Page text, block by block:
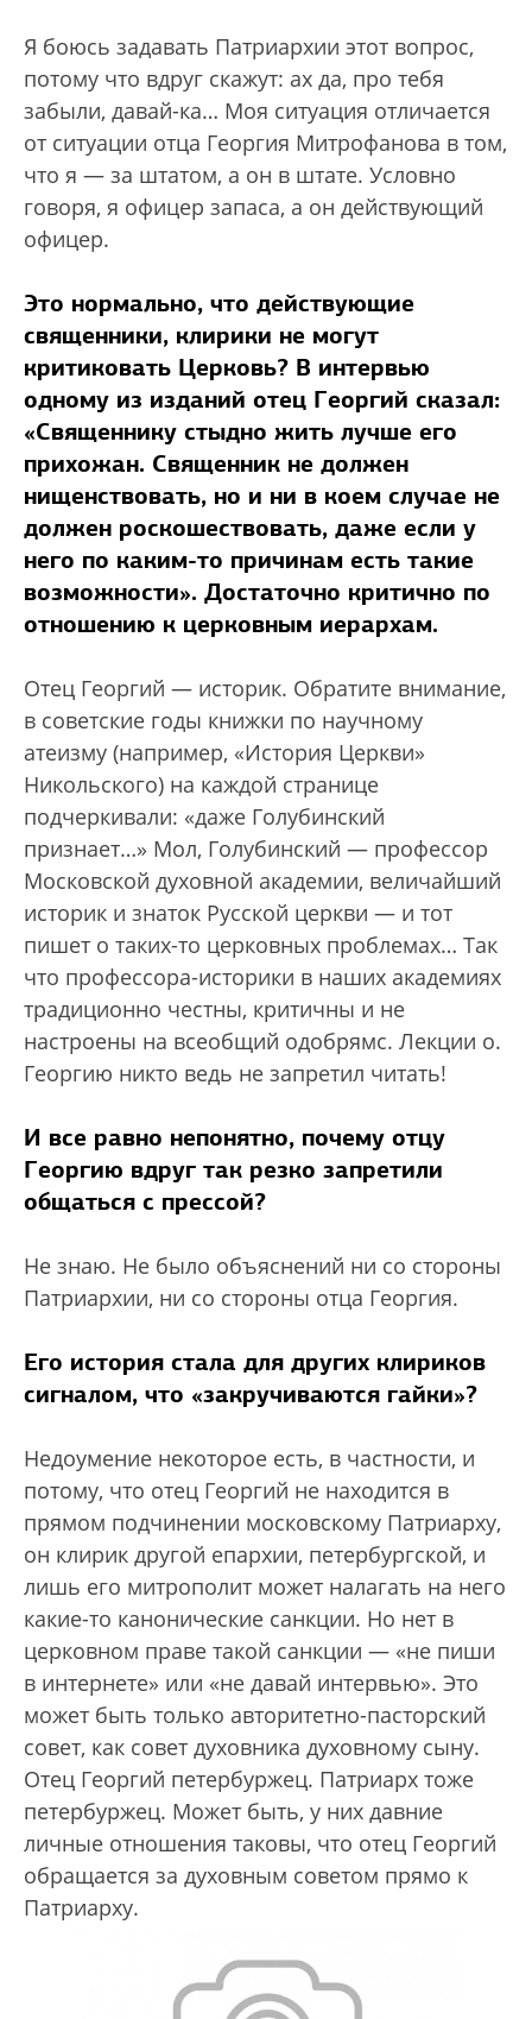
Я боюсь задавать Патриархии этот вопрос,
потому что вдруг скажут: ах да, про тебя
забыли, давай-ка… Моя ситуация отличается
от ситуации отца Георгия Митрофанова в том,
что я — за штатом, а он в штате. Условно
говоря, я офицер запаса, а он действующий
офицер.
Это нормально, что действующие
священники, клирики не могут
критиковать Церковь? В интервью
одному из изданий отец Георгий сказал:
«Священнику стыдно жить лучше его
прихожан. Священник не должен
нищенствовать, но и ни в коем случае не
должен роскошествовать, даже если у
него по каким-то причинам есть такие
возможности». Достаточно критично по
отношению к церковным иерархам.
Отец Георгий — историк. Обратите внимание,
в советские годы книжки по научному
атеизму (например, «История Церкви»
Никольского) на каждой странице
подчеркивали: «даже Голубинский
признает…» Мол, Голубинский — профессор
Московской духовной академии, величайший
историк и знаток Русской церкви — и тот
пишет о таких-то церковных проблемах… Так
что профессора-историки в наших академиях
традиционно честны, критичны и не
настроены на всеобщий одобрямс. Лекции о.
Георгию никто ведь не запретил читать!
И все равно непонятно, почему отцу
Георгию вдруг так резко запретили
общаться с прессой?
Не знаю. Не было объяснений ни со стороны
Патриархии, ни со стороны отца Георгия.
Его история стала для других клириков
сигналом, что «закручиваются гайки»?
Недоумение некоторое есть, в частности, и
потому, что отец Георгий не находится в
прямом подчинении московскому Патриарху,
он клирик другой епархии, петербургской, и
лишь его митрополит может налагать на него
какие-то канонические санкции. Но нет в
церковном праве такой санкции — «не пиши
в интернете» или «не давай интервью». Это
может быть только авторитетно-пасторский
совет, как совет духовника духовному сыну.
Отец Георгий петербуржец. Патриарх тоже
петербуржец. Может быть, у них давние
личные отношения таковы, что отец Георгий
обращается за духовным советом прямо к
Патриарху.